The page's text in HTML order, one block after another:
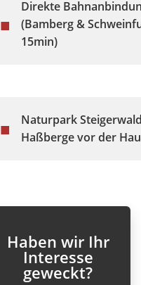
■
Direkte
(Bamberg &
15min)
■
Naturpark
Haßberge vor der
Haben wir Ihr
Interesse
geweckt?